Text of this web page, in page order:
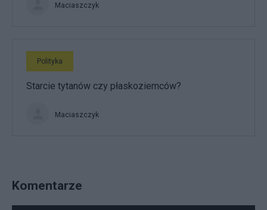
Maciaszczyk
Polityka
Starcie tytanów czy płaskoziemców?
Maciaszczyk
Komentarze